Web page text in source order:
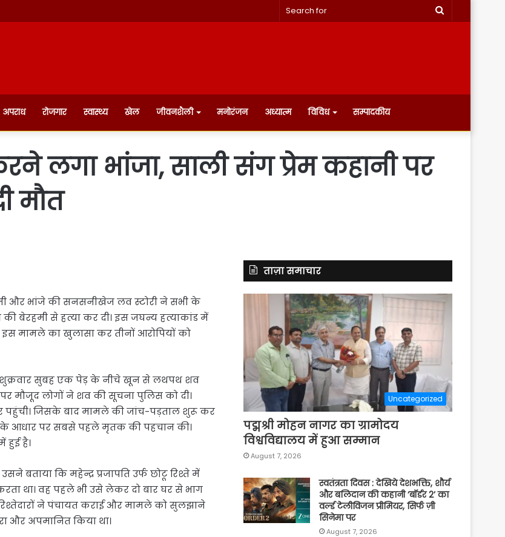
Search
अपराध रोजगार स्वास्थ्य खेल जीवनशैली मनोरंजन अध्यात्म विविध सम्पादकीय
लगा भांजा, साली संग प्रेम कहानी पर
मौत
और भांजे की सनसनीखेज लव स्टोरी ने सभी के
बेरहमी से हत्या कर दी। इस जघन्य हत्याकांड में
मामले का खुलासा कर तीनों आरोपियों को
शुक्रवार सुबह एक पेड़ के नीचे खून से लथपथ शव
मौजूद लोगों ने शव की सूचना पुलिस को दी।
जिसके बाद मामले की जांच-पड़ताल शुरू कर
आधार पर सबसे पहले मृतक की पहचान की।
हुई है।
कि महेन्द्र प्रजापति उर्फ छोटू रिश्ते में
था। वह पहले भी उसे लेकर दो बार घर से भाग
ने पंचायत कराई और मामले को सुलझाने
और अपमानित किया था।
ताज़ा समाचार
Uncategorized
पद्मश्री मोहन नागर का ग्रामोदय
विश्वविद्यालय में हुआ सम्मान
August 7, 2026
स्वतंत्रता दिवस : देखिये देशभक्ति, शौर्य
और बलिदान की कहानी ‘बॉर्डर 2’ का
वर्ल्ड टेलीविजन प्रीमियर, सिर्फ ज़ी
सिनेमा पर
August 7, 2026